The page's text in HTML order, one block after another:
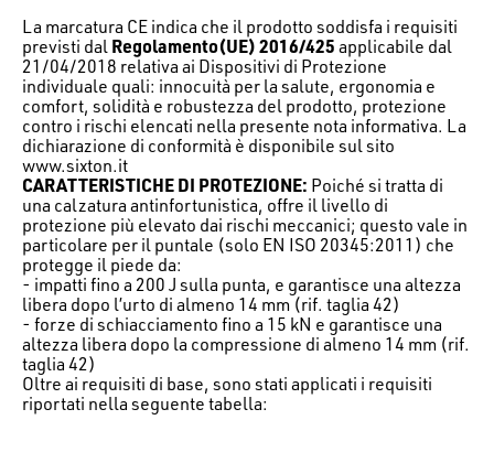
La marcatura CE indica che il prodotto soddisfa i requisiti
previsti dalRegolamento(UE) 2016/425applicabile dal
21/04/2018 relativa ai Dispositivi di Protezione
individuale quali: innocuità per la salute, ergonomia e
comfort, solidità e robustezza del prodotto, protezione
contro i rischi elencati nella presente nota informativa. La
dichiarazione di conformità è disponibile sul sito
www.sixton.it
CARATTERISTICHE DI PROTEZIONE: Poiché si tratta di
una calzatura antinfortunistica, offre il livello di
protezione più elevato dai rischi meccanici; questo vale in
particolare per il puntale (solo EN ISO 20345:2011) che
protegge il piede da:
- impatti fino a 200 J sulla punta, e garantisce una altezza
libera dopo l’urto di almeno 14 mm (rif. taglia 42)
- forze di schiacciamento fino a 15 kN e garantisce una
altezza libera dopo la compressione di almeno 14 mm (rif.
taglia 42)
Oltre ai requisiti di base, sono stati applicati i requisiti
riportati nella seguente tabella: